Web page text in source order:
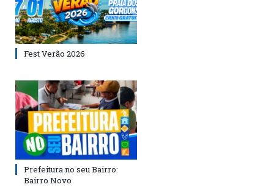
Fest Verão 2026
Prefeitura no seu Bairro:
Bairro Novo